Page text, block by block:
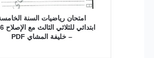
امتحان رياضيات السنة
– خليفة المشاي PDF